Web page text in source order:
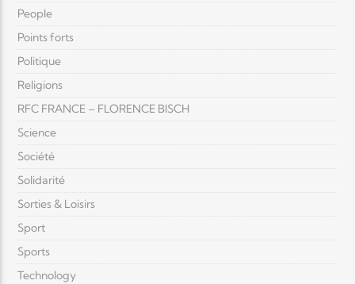
People
Points forts
Politique
Religions
RFC FRANCE – FLORENCE BISCH
Science
Société
Solidarité
Sorties & Loisirs
Sport
Sports
Technology